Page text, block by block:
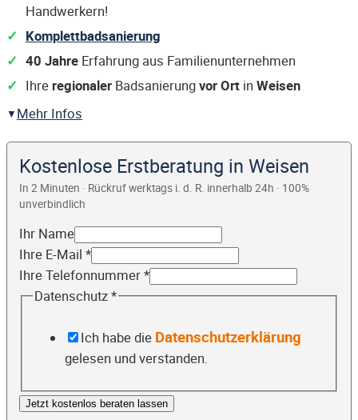
Handwerkern!
Komplettbadsanierung
40 Jahre Erfahrung aus Familienunternehmen
Ihre regionaler Badsanierungvor Ort in Weisen
Mehr Infos
Kostenlose Erstberatung in Weisen
In 2 Minuten · Rückruf werktags i. d. R. innerhalb 24h · 100%
unverbindlich
Ihr Name
Ihre E-Mail *
Ihre Telefonnummer*
Datenschutz*
Ich habe die Datenschutzerklärung
gelesen und verstanden.
Jetzt kostenlos beraten lassen